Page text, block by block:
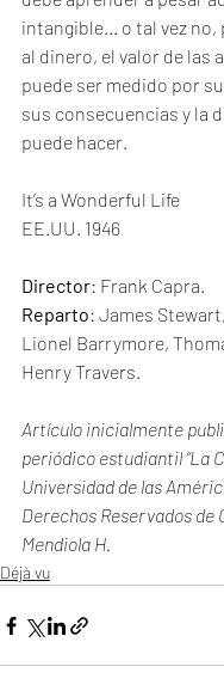
intangible... o tal vez
al dinero, el valor de las
puede ser medido por
sus consecuencias y la
puede hacer.
It’s a Wonderful Life
EE.UU. 1946
Director: Frank Capra.
Reparto: James
Lionel Barrymore,
Henry Travers.
Artículo inicialmente
periódico estudiantil “La
Universidad de las
Derechos Reservados de
Mendiola H.
Déjà vu